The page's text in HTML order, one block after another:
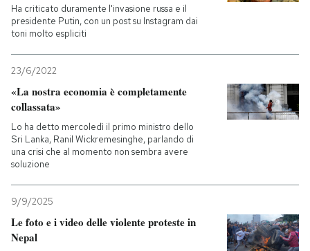
Ha criticato duramente l'invasione russa e il
presidente Putin, con un post su Instagram dai
toni molto espliciti
23/6/2022
«La nostra economia è completamente
collassata»
Lo ha detto mercoledì il primo ministro dello
Sri Lanka, Ranil Wickremesinghe, parlando di
una crisi che al momento non sembra avere
soluzione
9/9/2025
Le foto e i video delle violente proteste in
Nepal